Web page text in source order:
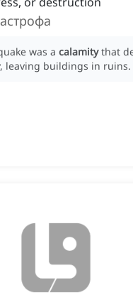
was a calamity that
leaving buildings in ruins.